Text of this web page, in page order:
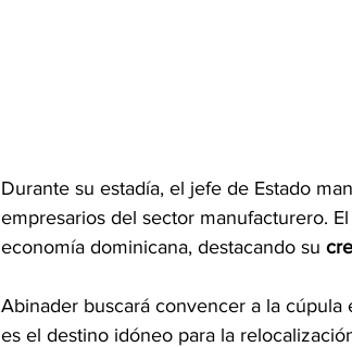
Durante su estadía, el jefe de Estado
empresarios del sector manufacturero.
economía dominicana, destacando su
Abinader buscará convencer a la
es el destino idóneo para la